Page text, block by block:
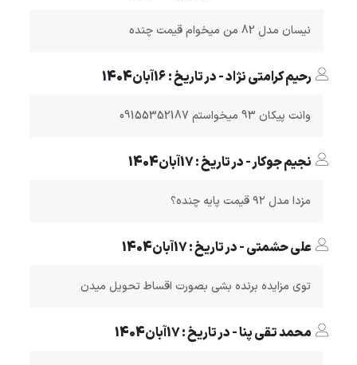
نیسان مدل 82 من میخوام قیمت چنده
رحیم کرامتی نژاد - در تاریخ : 16آبان1404
وانت پیکان 93 میخواستم 09155352187
نجیم جوکار - در تاریخ : 17آبان1404
مزدا مدل ۹۲ قیمت پایه چنده؟
علی حشمتی - در تاریخ : 17آبان1404
توی مزایده برنده بشی بصورت اقساط تحویل میدن
محمد تقی پنا - در تاریخ : 17آبان1404